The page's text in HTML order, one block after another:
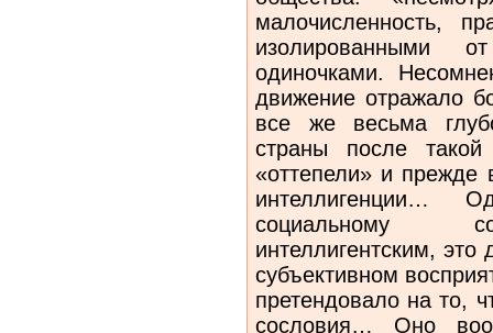
малочисленность,
изолированными
одиночками.
движение отражало
все же весьма
страны после
«оттепели» и прежде
интеллигенции…
социальному
интеллигентским,
субъективном
претендовало на то,
сословия… Оно